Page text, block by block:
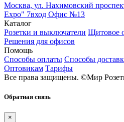
Москва, ул. Нахимовский
Expo" 7вход Офис №13
Каталог
Розетки и выключатели Щитовое
Решения для офисов
Помощь
Способы оплаты Способы
Оптовикам Тарифы
Все права защищены. ©Мир
Обратная связь
×